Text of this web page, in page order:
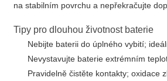
na stabilním povrchu a nepřekračujte
Tipy pro dlouhou životnost baterie
Nebijte baterii do úplného vybití;
Nevystavujte baterie extrémním
Pravidelně čistěte kontakty; oxidace